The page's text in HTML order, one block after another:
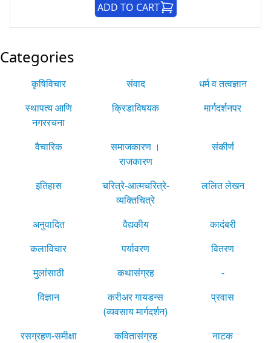
ADD TO CART
Categories
कृषिविचार संवाद
धर्म व तत्वज्ञान
स्थापत्य आणि
नगररचना
क्रिडाविषयक मार्गदर्शनपर
वैचारिक
समाजकारण ।
राजकारण
संकीर्ण
इतिहास
चरित्रे-आत्मचरित्रे-
व्यक्तिचित्रे
ललित लेखन
अनुवादित वैद्यकीय
कादंबरी
कलाविचार
पर्यावरण
वितरण
मुलांसाठी
कथासंग्रह
-
विज्ञान
करीअर गायडन्स
(व्यवसाय मार्गदर्शन)
प्रवास
रसग्रहण-समीक्षा कवितासंग्रह
नाटक